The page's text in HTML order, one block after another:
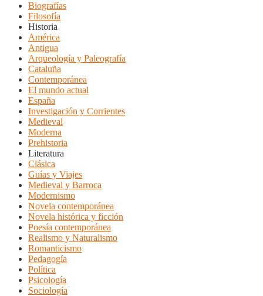
Biografías
Filosofía
Historia
América
Antigua
Arqueología y Paleografía
Cataluña
Contemporánea
El mundo actual
España
Investigación y Corrientes
Medieval
Moderna
Prehistoria
Literatura
Clásica
Guías y Viajes
Medieval y Barroca
Modernismo
Novela contemporánea
Novela histórica y ficción
Poesía contemporánea
Realismo y Naturalismo
Romanticismo
Pedagogía
Política
Psicología
Sociología